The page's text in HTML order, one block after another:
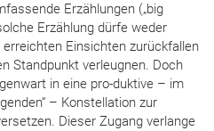
Erzählungen („big
Erzählung dürfe weder
Einsichten zurückfallen
Standpunkt verleugnen. Doch
in eine pro-duktive – im
– Konstellation zur
Dieser Zugang verlange